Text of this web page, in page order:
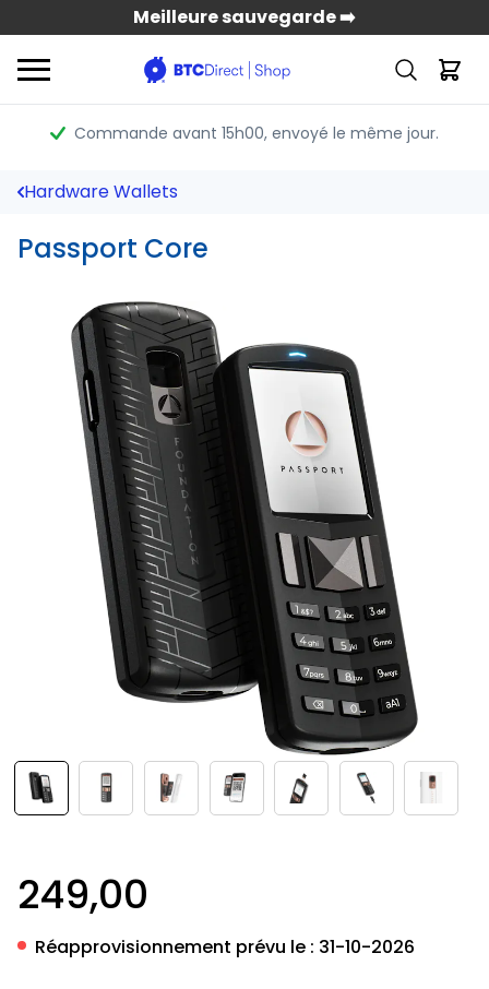
Meilleure sauvegarde ➡️
Commande avant 15h00, envoyé le même jour.
Hardware Wallets
Passport Core
249,00
Réapprovisionnement prévu le : 31-10-2026